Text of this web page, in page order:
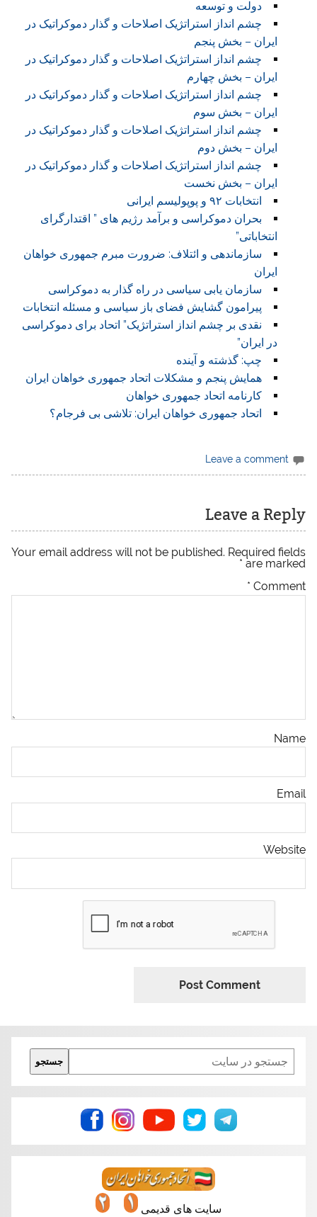
دولت و توسعه
چشم انداز استراتژیک اصلاحات و گذار دموکراتیک در
ایران – بخش پنجم
چشم انداز استراتژیک اصلاحات و گذار دموکراتیک در
ایران – بخش چهارم
چشم انداز استراتژیک اصلاحات و گذار دموکراتیک در
ایران – بخش سوم
چشم انداز استراتژیک اصلاحات و گذار دموکراتیک در
ایران – بخش دوم
چشم انداز استراتژیک اصلاحات و گذار دموکراتیک در
ایران – بخش نخست
انتخابات ۹۲ و پوپولیسم ایرانی
بحران دموکراسی و برآمد رژیم های ” اقتدارگرای
انتخاباتی”
سازماندهی و ائتلاف: ضرورت مبرم جمهوری خواهان
ایران
سازمان یابی سیاسی در راه گذار به دموکراسی
پیرامون گشایش فضای باز سیاسی و مسئله انتخابات
نقدی بر چشم انداز استراتژیک” اتحاد برای دموکراسی
در ایران”
چپ: گذشته و آینده
همایش پنجم و مشکلات اتحاد جمهوری خواهان ایران
کارنامه اتحاد جمهوری خواهان
اتحاد جمهوری خواهان ایران: تلاشی بی فرجام؟
Leave a comment
Leave a Reply
Your email address will not be published. Required fields
are marked
*
Comment
*
Name
Email
Website
Search
جستجو
سایت های قدیمی